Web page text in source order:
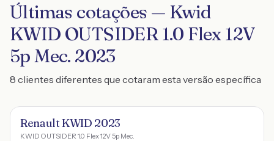
Últimas cotações — Kwid
KWID OUTSIDER 1.0 Flex 12V
5p Mec. 2023
8 clientes diferentes que cotaram esta versão específica
Renault KWID 2023
KWID OUTSIDER 1.0 Flex 12V 5p Mec.